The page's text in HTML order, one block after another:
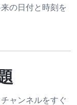
の日付と時刻を
ャンネルをすぐ